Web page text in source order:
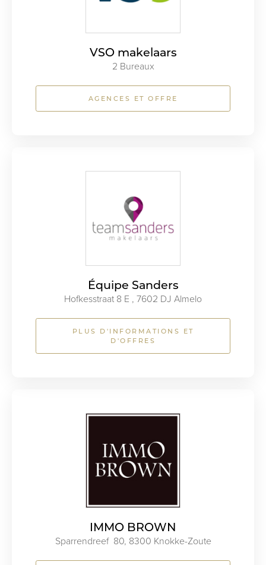
VSO makelaars
2 Bureaux
AGENCES ET OFFRE
Équipe Sanders
Hofkesstraat 8 E , 7602 DJ Almelo
PLUS D'INFORMATIONS ET
D'OFFRES
IMMO BROWN
Sparrendreef 80, 8300 Knokke-Zoute